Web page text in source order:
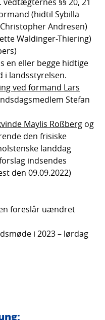
§§ 20, 21
(hidtil Sybilla
Andresen)
Waldinger-Thiering)
en eller begge hidtige
i landsstyrelsen.
ved formand Lars
Stefan
Maylis Roßberg og
den frisiske
landdag
indsendes
den 09.09.2022)
foreslår uændret
i 2023 – lørdag